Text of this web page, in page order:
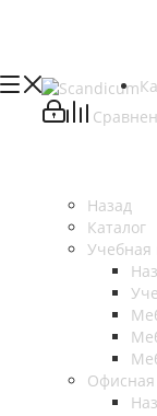
Назад
Каталог
Учебная